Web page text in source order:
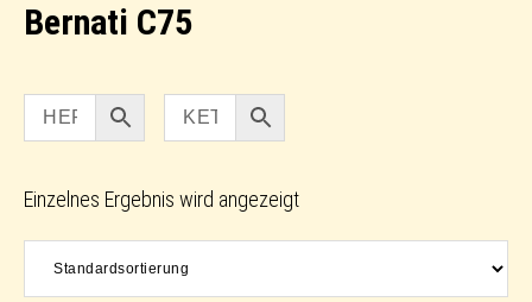
Bernati C75
Einzelnes Ergebnis wird angezeigt